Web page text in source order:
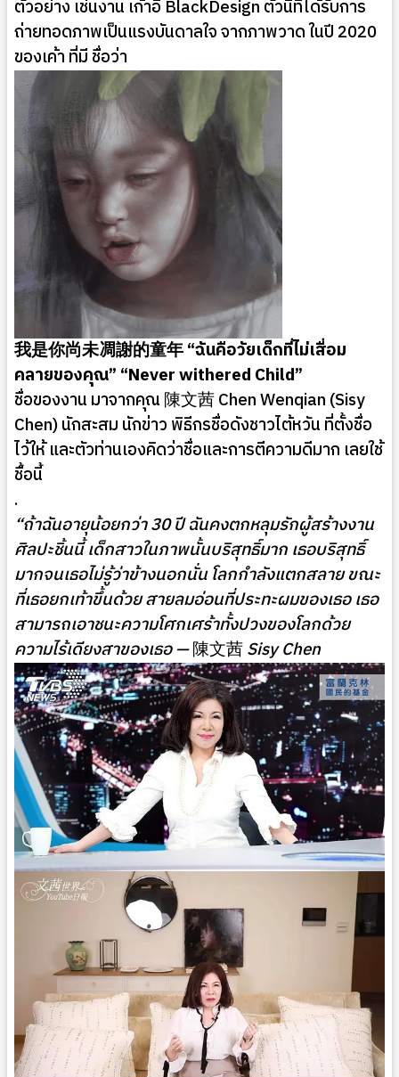
ตัวอย่าง เช่นงาน เก้าอี้ BlackDesign ตัวนี้ที่ได้รับการ
ถ่ายทอดภาพเป็นแรงบันดาลใจ จากภาพวาด ในปี 2020
ของเค้า ที่มี ชื่อว่า
我是你尚未凋謝的童年 “ฉันคือวัยเด็กที่ไม่เสื่อม
คลายของคุณ” “Never withered Child”
ชื่อของงาน มาจากคุณ 陳文茜 Chen Wenqian (Sisy
Chen) นักสะสม นักข่าว พิธีกรชื่อดังชาวไต้หวัน ที่ตั้งชื่อ
ไว้ให้ และตัวท่านเองคิดว่าชื่อและการตีความดีมาก เลยใช้
ชื้อนี้
.
“ถ้าฉันอายุน้อยกว่า 30 ปี ฉันคงตกหลุมรักผู้สร้างงาน
ศิลปะชิ้นนี้ เด็กสาวในภาพนั้นบริสุทธิ์มาก เธอบริสุทธิ์
มากจนเธอไม่รู้ว่าข้างนอกนั่น โลกกำลังแตกสลาย ขณะ
ที่เธอยกเท้าขึ้นด้วย สายลมอ่อนที่ประทะผมของเธอ เธอ
สามารถเอาชนะความโศกเศร้าทั้งปวงของโลกด้วย
ความไร้เดียงสาของเธอ —陳文茜Sisy Chen